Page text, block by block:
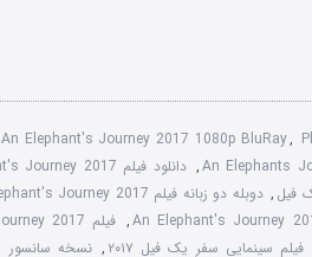
An Elephant's Journey 2017 1080p BluRay,
,
, دوبله دو زبانه فیلم An Elephant's Journey 2017
,
فیلم سینمایی سفر یک فیل ۲۰۱۷ ,